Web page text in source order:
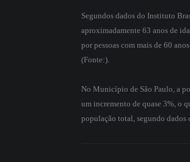
Segundos dados do Instituto
aproximadamente 63 anos de
por pessoas com mais de 60
(Fonte:).
No Município de São Paulo, a
um incremento de quase 3%, o
população total, segundo dados